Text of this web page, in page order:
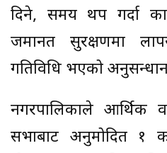
दिने, समय थप गर्दा
जमानत सुरक्षणमा
गतिविधि भएको
नगरपालिकाले आर्थिक
सभाबाट अनुमोदित १